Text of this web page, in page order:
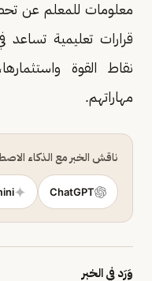
معلومات للمعلم عن
قرارات تعليمية
نقاط القوة
مهاراتهم.
ناقش الخبر مع الذكاء
ChatGPT
وَرَد في الخبر